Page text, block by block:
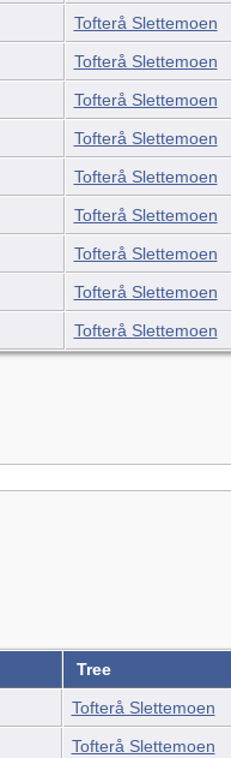
Tofterå Slettemoen
Tofterå Slettemoen
Tofterå Slettemoen
Tofterå Slettemoen
Tofterå Slettemoen
Tofterå Slettemoen
Tofterå Slettemoen
Tofterå Slettemoen
Tofterå Slettemoen
Tree
Tofterå Slettemoen
Tofterå Slettemoen